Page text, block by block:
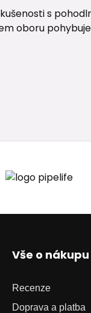
s
oboru
Vše o nákupu
Recenze
Doprava a platba